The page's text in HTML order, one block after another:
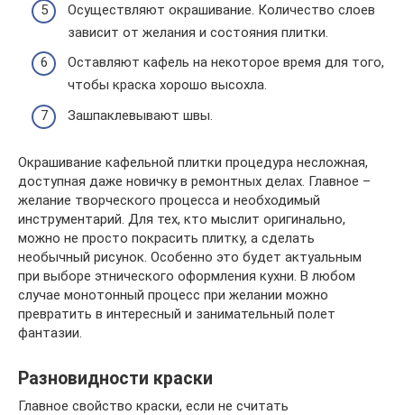
Осуществляют окрашивание. Количество слоев
зависит от желания и состояния плитки.
Оставляют кафель на некоторое время для того,
чтобы краска хорошо высохла.
Зашпаклевывают швы.
Окрашивание кафельной плитки процедура несложная,
доступная даже новичку в ремонтных делах. Главное –
желание творческого процесса и необходимый
инструментарий. Для тех, кто мыслит оригинально,
можно не просто покрасить плитку, а сделать
необычный рисунок. Особенно это будет актуальным
при выборе этнического оформления кухни. В любом
случае монотонный процесс при желании можно
превратить в интересный и занимательный полет
фантазии.
Разновидности краски
Главное свойство краски, если не считать